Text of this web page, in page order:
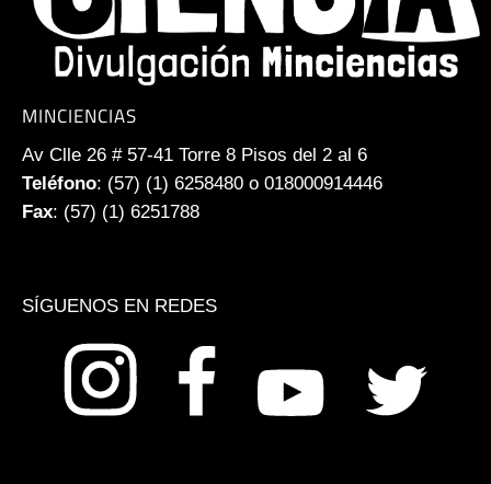
MINCIENCIAS
Av Clle 26 # 57-41 Torre 8 Pisos del 2 al 6
Teléfono: (57) (1) 6258480 o 018000914446
Fax: (57) (1) 6251788
SÍGUENOS EN REDES